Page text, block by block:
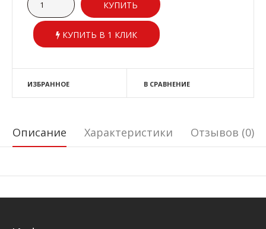
КУПИТЬ В 1 КЛИК
ИЗБРАННОЕ В СРАВНЕНИЕ
Описание Характеристики Отзывов (0)